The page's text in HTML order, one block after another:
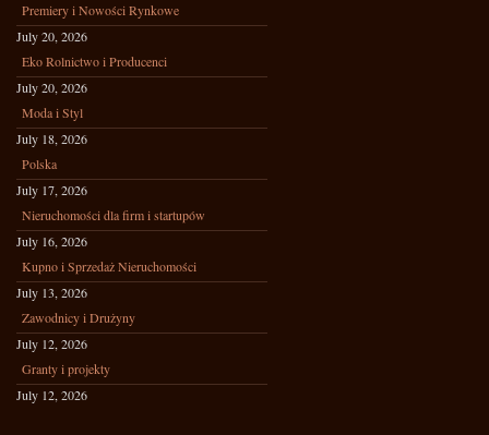
Premiery i Nowości Rynkowe
July 20, 2026
Eko Rolnictwo i Producenci
July 20, 2026
Moda i Styl
July 18, 2026
Polska
July 17, 2026
Nieruchomości dla firm i startupów
July 16, 2026
Kupno i Sprzedaż Nieruchomości
July 13, 2026
Zawodnicy i Drużyny
July 12, 2026
Granty i projekty
July 12, 2026